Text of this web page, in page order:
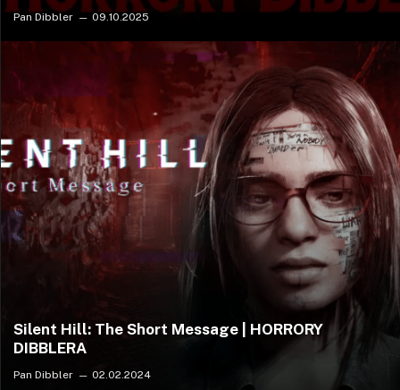
Pan Dibbler 09.10.2025
Silent Hill: The Short Message | HORRORY
DIBBLERA
Pan Dibbler 02.02.2024